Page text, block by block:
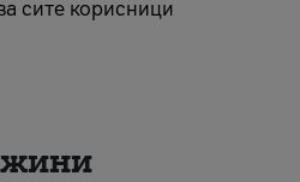
сите корисници